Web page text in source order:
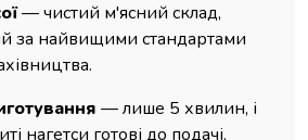
— чистий м'ясний склад,
за найвищими стандартами
— лише 5 хвилин, і
нагетси готові до подачі.